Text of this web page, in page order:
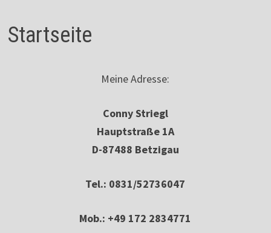
Startseite
Meine Adresse:
Conny Striegl
Hauptstraße 1A
D-87488 Betzigau
Tel.: 0831/52736047
Mob.: +49 172 2834771